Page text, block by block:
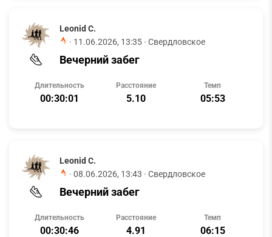
Leonid C.
· 11.06.2026, 13:35 · Свердловское
Вечерний забег
Длительность
00:30:01
Расстояние
5.10
Темп
05:53
Leonid C.
· 08.06.2026, 13:43 · Свердловское
Вечерний забег
Длительность
00:30:46
Расстояние
4.91
Темп
06:15